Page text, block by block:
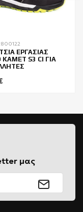
ΕΡΓΑΣΙΑΣ
KAMET S3 CI ΓΙΑ
μας